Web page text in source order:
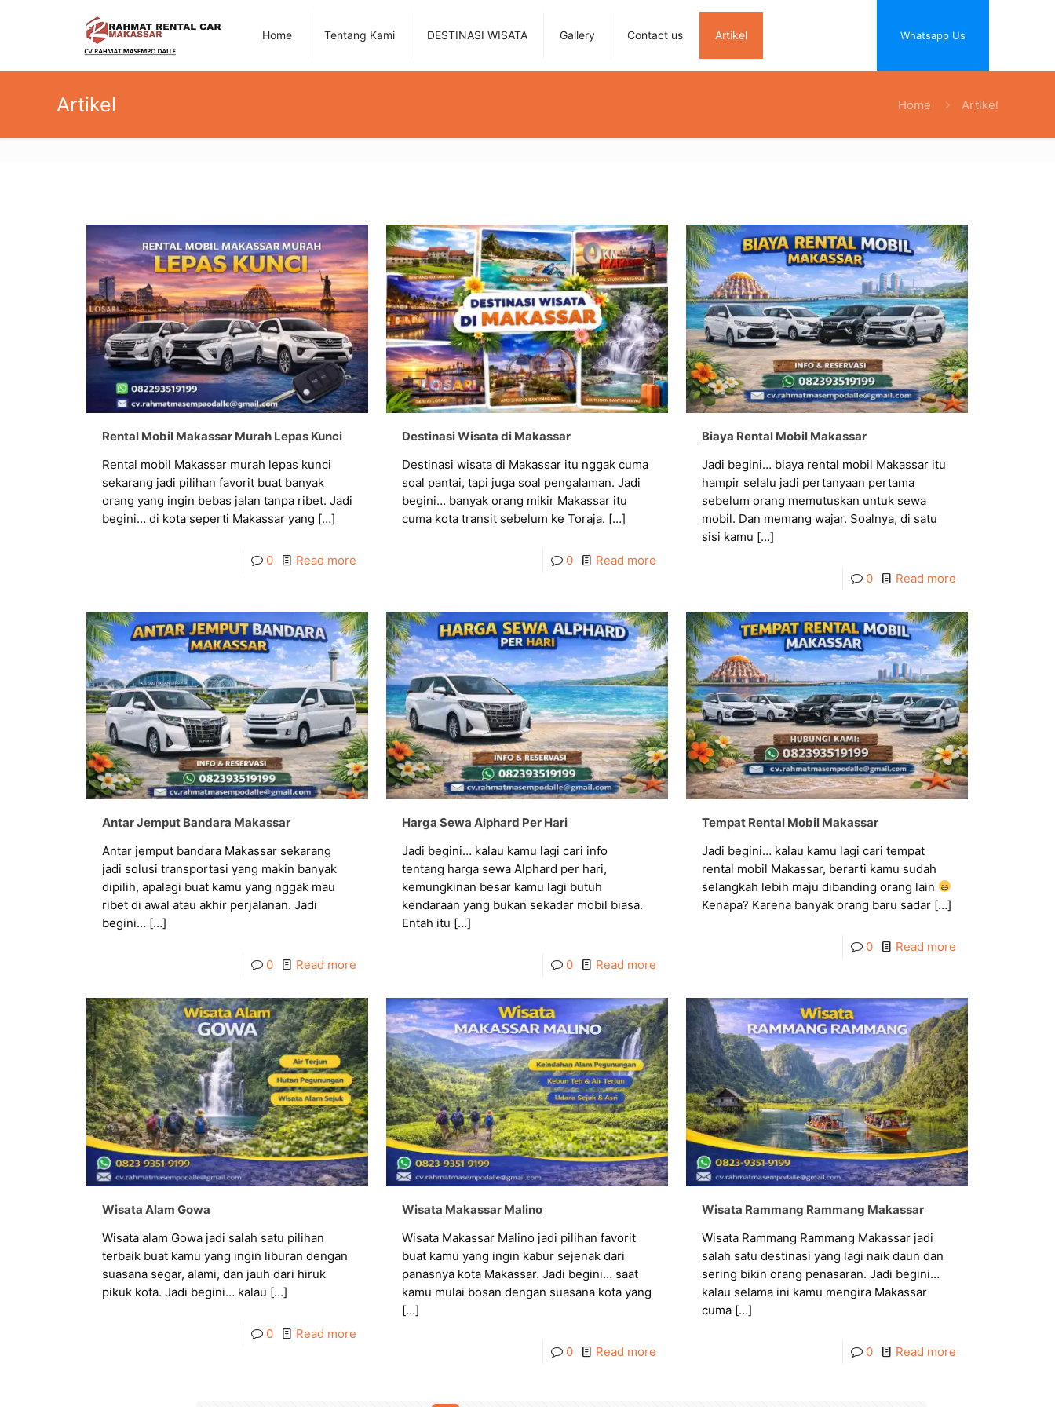
Home Tentang Kami DESTINASI WISATA Gallery Contact us Artikel Whatsapp Us
Artikel Home Artikel
Rental Mobil Makassar Murah Lepas Kunci
Rental mobil Makassar murah lepas kunci
sekarang jadi pilihan favorit buat banyak
orang yang ingin bebas jalan tanpa ribet. Jadi
begini… di kota seperti Makassar yang […]
0 Read more
Destinasi Wisata di Makassar
Destinasi wisata di Makassar itu nggak cuma
soal pantai, tapi juga soal pengalaman. Jadi
begini… banyak orang mikir Makassar itu
cuma kota transit sebelum ke Toraja. […]
0 Read more
Biaya Rental Mobil Makassar
Jadi begini… biaya rental mobil Makassar itu
hampir selalu jadi pertanyaan pertama
sebelum orang memutuskan untuk sewa
mobil. Dan memang wajar. Soalnya, di satu
sisi kamu […]
0 Read more
Antar Jemput Bandara Makassar
Antar jemput bandara Makassar sekarang
jadi solusi transportasi yang makin banyak
dipilih, apalagi buat kamu yang nggak mau
ribet di awal atau akhir perjalanan. Jadi
begini… […]
0 Read more
Harga Sewa Alphard Per Hari
Jadi begini… kalau kamu lagi cari info
tentang harga sewa Alphard per hari,
kemungkinan besar kamu lagi butuh
kendaraan yang bukan sekadar mobil biasa.
Entah itu […]
0 Read more
Tempat Rental Mobil Makassar
Jadi begini… kalau kamu lagi cari tempat
rental mobil Makassar, berarti kamu sudah
selangkah lebih maju dibanding orang lain
Kenapa? Karena banyak orang baru sadar […]
0 Read more
Wisata Alam Gowa
Wisata alam Gowa jadi salah satu pilihan
terbaik buat kamu yang ingin liburan dengan
suasana segar, alami, dan jauh dari hiruk
pikuk kota. Jadi begini… kalau […]
0 Read more
Wisata Makassar Malino
Wisata Makassar Malino jadi pilihan favorit
buat kamu yang ingin kabur sejenak dari
panasnya kota Makassar. Jadi begini… saat
kamu mulai bosan dengan suasana kota yang
[…]
0 Read more
Wisata Rammang Rammang Makassar
Wisata Rammang Rammang Makassar jadi
salah satu destinasi yang lagi naik daun dan
sering bikin orang penasaran. Jadi begini…
kalau selama ini kamu mengira Makassar
cuma […]
0 Read more